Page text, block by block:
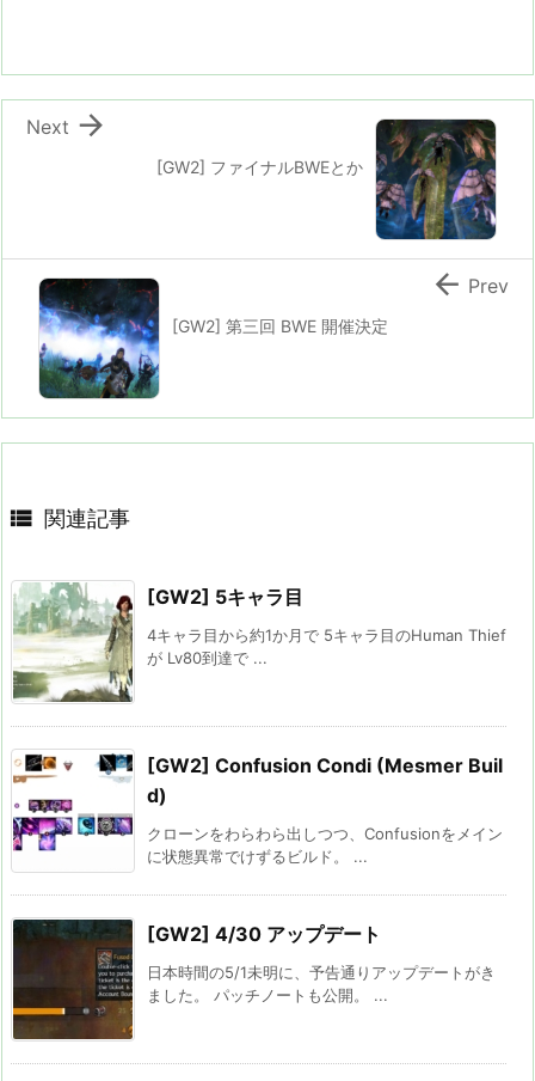
[GW2] ファイナルBWEとか

Next
[GW2] 第三回 BWE 開催決定
 Prev
 関連記事
[GW2] 5キャラ目
4キャラ目から約1か月で 5キャラ目のHuman Thief
が Lv80到達で ...
[GW2] Confusion Condi (Mesmer Buil
d)
クローンをわらわら出しつつ、Confusionをメイン
に状態異常でけずるビルド。 ...
[GW2] 4/30 アップデート
日本時間の5/1未明に、予告通りアップデートがき
ました。 パッチノートも公開。 ...